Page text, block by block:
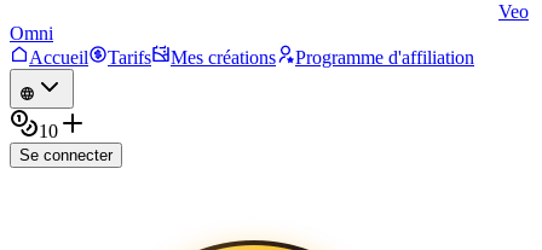
Veo
Omni
Accueil
Tarifs Mes créations Programme d'affiliation
10
Se connecter